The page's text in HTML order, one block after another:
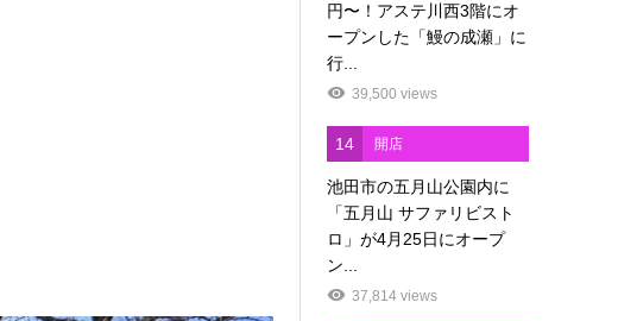
円〜！アステ川西3階にオ
ープンした「鰻の成瀬」に
行...
39,500 views
14 開店
池田市の五月山公園内に
「五月山 サファリビスト
ロ」が4月25日にオープ
ン...
37,814 views